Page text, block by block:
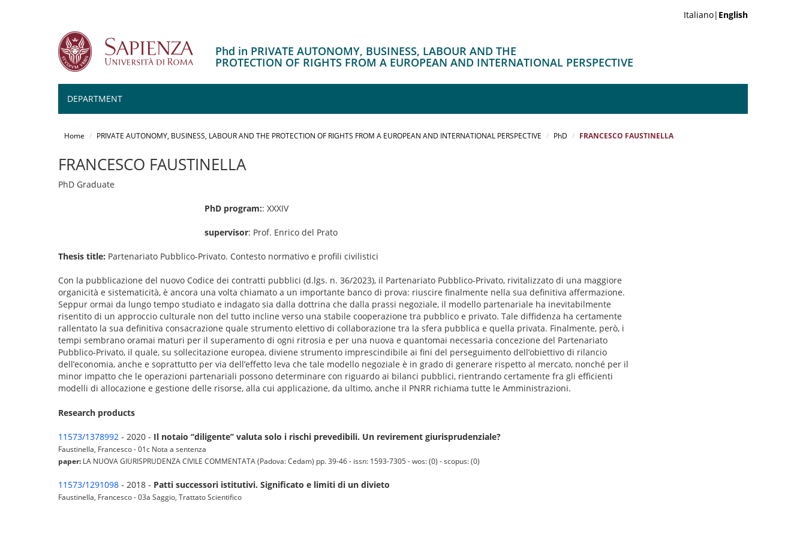
Italiano| English
Phd in PRIVATE AUTONOMY, BUSINESS, LABOUR AND THE
PROTECTION OF RIGHTS FROM A EUROPEAN AND INTERNATIONAL PERSPECTIVE
DEPARTMENT
Home PRIVATE AUTONOMY, BUSINESS, LABOUR AND THE PROTECTION OF RIGHTS FROM A EUROPEAN AND INTERNATIONAL PERSPECTIVE PhD FRANCESCO FAUSTINELLA
FRANCESCO FAUSTINELLA
PhD Graduate
PhD program:: XXXIV
supervisor: Prof. Enrico del Prato
Thesis title: Partenariato Pubblico-Privato. Contesto normativo e profili civilistici
Con la pubblicazione del nuovo Codice dei contratti pubblici (d.lgs. n. 36/2023), il Partenariato Pubblico-Privato, rivitalizzato di una maggiore
organicità e sistematicità, è ancora una volta chiamato a un importante banco di prova: riuscire finalmente nella sua definitiva affermazione.
Seppur ormai da lungo tempo studiato e indagato sia dalla dottrina che dalla prassi negoziale, il modello partenariale ha inevitabilmente
risentito di un approccio culturale non del tutto incline verso una stabile cooperazione tra pubblico e privato. Tale diffidenza ha certamente
rallentato la sua definitiva consacrazione quale strumento elettivo di collaborazione tra la sfera pubblica e quella privata. Finalmente, però, i
tempi sembrano oramai maturi per il superamento di ogni ritrosia e per una nuova e quantomai necessaria concezione del Partenariato
Pubblico-Privato, il quale, su sollecitazione europea, diviene strumento imprescindibile ai fini del perseguimento dell’obiettivo di rilancio
dell’economia, anche e soprattutto per via dell’effetto leva che tale modello negoziale è in grado di generare rispetto al mercato, nonché per il
minor impatto che le operazioni partenariali possono determinare con riguardo ai bilanci pubblici, rientrando certamente fra gli efficienti
modelli di allocazione e gestione delle risorse, alla cui applicazione, da ultimo, anche il PNRR richiama tutte le Amministrazioni.
Research products
11573/1378992 - 2020 - Il notaio ‘‘diligente’’ valuta solo i rischi prevedibili. Un revirement giurisprudenziale?
Faustinella, Francesco - 01c Nota a sentenza
paper: LA NUOVA GIURISPRUDENZA CIVILE COMMENTATA (Padova: Cedam) pp. 39-46 - issn: 1593-7305 - wos: (0) - scopus: (0)
11573/1291098 - 2018 - Patti successori istitutivi. Significato e limiti di un divieto
Faustinella, Francesco - 03a Saggio, Trattato Scientifico